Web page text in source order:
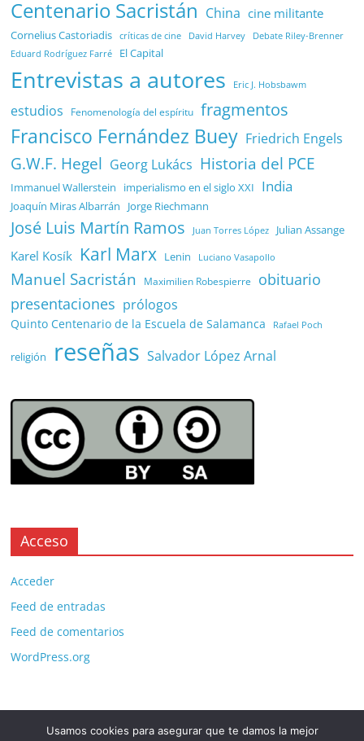
Centenario Sacristán China cine militante
Cornelius Castoriadis críticas de cine David Harvey Debate Riley-Brenner
Eduard Rodríguez Farré El Capital
Entrevistas a autores Eric J. Hobsbawm
estudios Fenomenología del espíritu fragmentos
Francisco Fernández Buey Friedrich Engels
G.W.F. Hegel Georg Lukács Historia del PCE
Immanuel Wallerstein imperialismo en el siglo XXI India
Joaquín Miras Albarrán Jorge Riechmann
José Luis Martín Ramos Juan Torres López Julian Assange
Karel Kosík Karl Marx Lenin Luciano Vasapollo
Manuel Sacristán Maximilien Robespierre
obituario
presentaciones prólogos
Quinto Centenario de la Escuela de Salamanca Rafael Poch
religión reseñas Salvador López Arnal
Acceso
Acceder
Feed de entradas
Feed de comentarios
WordPress.org
Usamos cookies para asegurar que te damos la mejor